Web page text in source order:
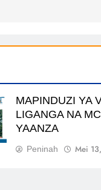
MAPINDUZI YA
LIGANGA NA
YAANZA
Peninah Mei